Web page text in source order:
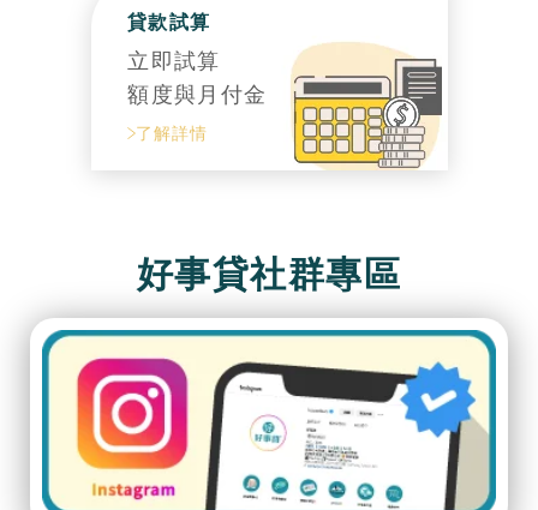
貸款試算
立即試算
額度與月付金
了解詳情
好事貸社群專區